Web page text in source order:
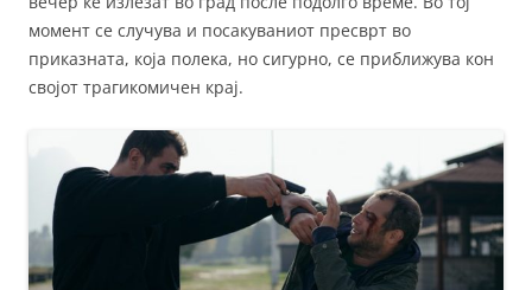
момент се случува и посакуваниот пресврт во
приказната, која полека, но сигурно, се приближува кон
својот трагикомичен крај.